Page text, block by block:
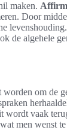
maken.
Door
de algehele
om de
wordt vaak
men wenst